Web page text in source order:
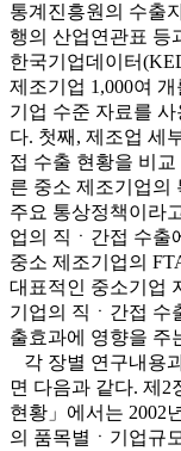
통계진흥원의 수출
행의 산업연관표 등
한국기업데이터
제조기업 1,000여
기업 수준 자료를
다. 첫째, 제조업 세
접 수출 현황을 비
른 중소 제조기업의
주요 통상정책이라
업의 직ㆍ간접 수출
중소 제조기업의
대표적인 중소기업
기업의 직ㆍ간접 수
출효과에 영향을 주
각 장별 연구내용
면 다음과 같다. 제2
현황」에서는 2002
의 품목별ㆍ기업규